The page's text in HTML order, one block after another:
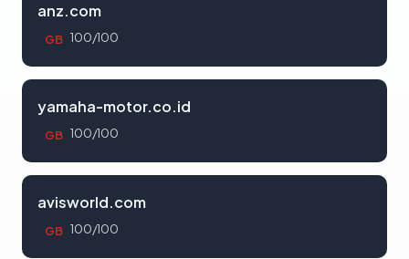
anz.com
GB 100/100
yamaha-motor.co.id
GB 100/100
avisworld.com
GB 100/100